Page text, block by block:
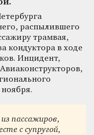
распылившего
трамвая,
кондуктора в ходе
Инцидент,
пассажиров,
с супругой,